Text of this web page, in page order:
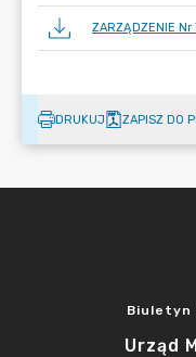
ZARZĄDZENIE
DRUKUJ ZAPISZ DO
Biuletyn
Urząd